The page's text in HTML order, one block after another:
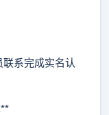
系完成实名认